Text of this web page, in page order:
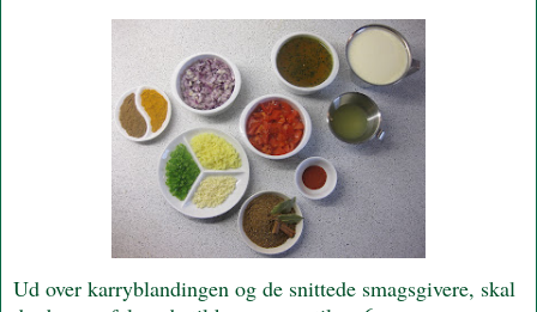
Ud over karryblandingen og de snittede smagsgivere, skal